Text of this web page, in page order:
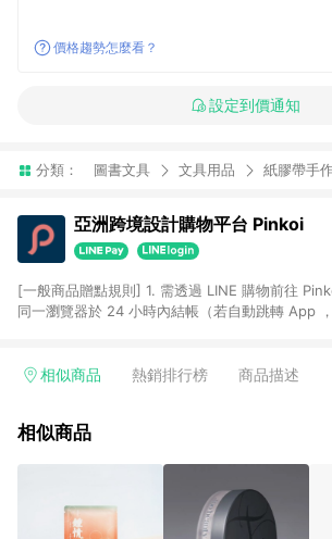
價格趨勢怎麼看？
設定到價通知
分類： 圖書文具 文具用品 紙膠帶手
亞洲跨境設計購物平台 Pinkoi
[一般商品贈點規則] 1. 需透過 LINE 購物前往
同一瀏覽器於 24 小時內結帳（若自動跳轉 App
回饋訂單不得享有 Pinkoi 站方優惠，例如首購優
行為，不具贈點資格，部分退款不在此限。 6.
運費，攤位費等不具贈點資格。 9. LINE 購物站上
顏色、價位、贈品如與 Pinkoi 商品資訊頁及購物
相似商品 熱銷排行榜 商品描述
相似商品